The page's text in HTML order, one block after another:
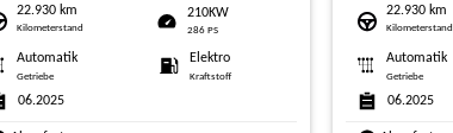
22.930 km
Kilometerstand
210KW
286 PS
Automatik
Getriebe
Elektro
Kraftstoff
06.2025
22.930 km
Kilometerstand
Automatik
Getriebe
06.2025